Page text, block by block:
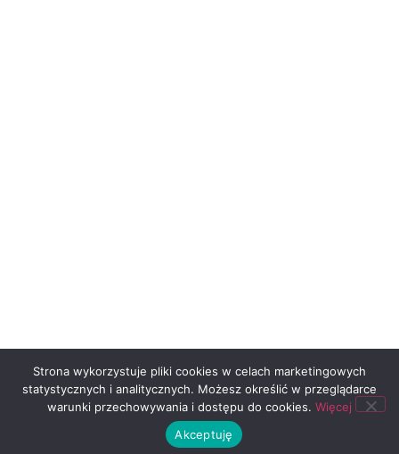
Strona wykorzystuje pliki cookies w celach marketingowych
statystycznych i analitycznych. Możesz określić w przeglądarce
warunki przechowywania i dostępu do cookies. Więcej
Akceptuję